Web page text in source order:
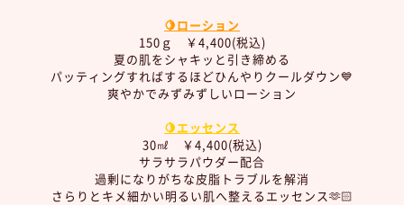
🍋ローション
150ｇ ￥4,400(税込)
夏の肌をシャキッと引き締める
パッティングすればするほどひんやりクールダウン💙
爽やかでみずみずしいローション
🍋エッセンス
30㎖ ￥4,400(税込)
サラサラパウダー配合
過剰になりがちな皮脂トラブルを解消
さらりとキメ細かい明るい肌へ整えるエッセンス🫶🏻